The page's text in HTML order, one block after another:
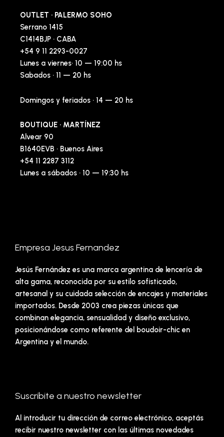
OUTLET · PALERMO SOHO
Serrano 1415
C1414BJP · CABA
+54 9 11 2293-0027
Lunes a viernes· 10 — 19:00 hs
Sabados · 11 — 20 hs
Domingos y feriados · 14 — 20 hs
BOUTIQUE · MARTÍNEZ
Alvear 90
B1640EVB · Buenos Aires
+54 11 2287 3112
Lunes a sábados · 10 — 19:30 hs
Empresa Jesus Fernandez
Jesús Fernández es una marca argentina de lencería de
alta gama, reconocida por su estilo sofisticado,
artesanal y su cuidada selección de encajes y materiales
importados. Desde 2003 crea piezas únicas que
combinan elegancia, sensualidad y diseño exclusivo,
posicionándose como referente del boudoir-chic en
Argentina y el mundo.
Suscribite a nuestro newsletter
Al introducir tu dirección de correo electrónico, aceptás
recibir nuestro newsletter con las últimas novedades